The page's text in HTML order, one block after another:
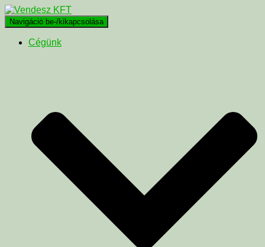
Navigáció be-/kikapcsolása
Cégünk